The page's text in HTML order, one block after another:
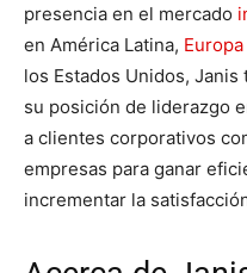
presencia en el mercado
en América Latina, Europa
los Estados Unidos,
su posición de liderazgo
a clientes corporativos
empresas para ganar
incrementar la